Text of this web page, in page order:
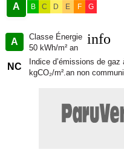
A B C D E F G
A
Classe Énergie
50 kWh/m² an
info
NC
Indice d’émissions de gaz
kgCO₂/m².an non